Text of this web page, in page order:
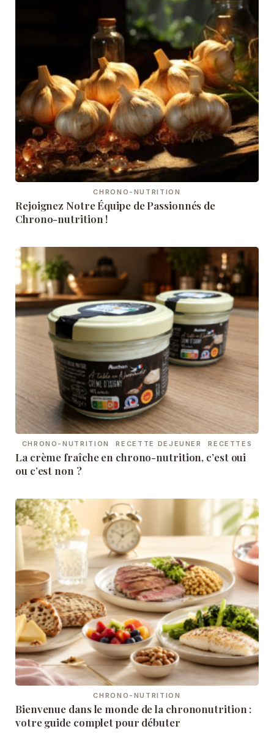
CHRONO-NUTRITION
Rejoignez Notre Équipe de Passionnés de
Chrono-nutrition !
CHRONO-NUTRITION RECETTE DEJEUNER RECETTES
La crème fraîche en chrono-nutrition, c’est oui
ou c’est non ?
CHRONO-NUTRITION
Bienvenue dans le monde de la chrononutrition :
votre guide complet pour débuter